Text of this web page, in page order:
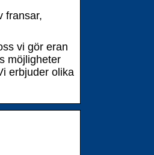
fransar,
vi gör eran
möjligheter
erbjuder olika